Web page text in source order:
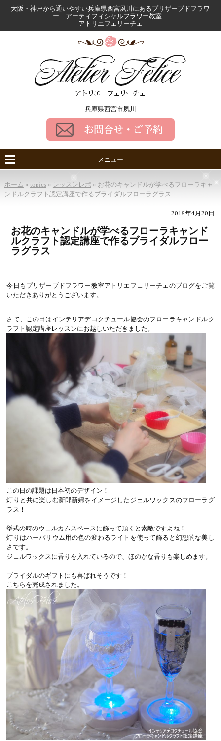
大阪・神戸から通いやすい兵庫県西宮夙川にあるプリザーブドフラワ
ー アーティフィシャルフラワー教室
アトリエフェリーチェ
兵庫県西宮市夙川
メニュー
ホーム » topics» レッスンレポ » お花のキャンドルが学べるフローラキャ
ンドルクラフト認定講座で作るブライダルフローラグラス
2019年4月20日
お花のキャンドルが学べるフローラキャンド
ルクラフト認定講座で作るブライダルフロー
ラグラス
今日もプリザーブドフラワー教室アトリエフェリーチェのブログをご覧
いただきありがとうございます。
さて、この日はインテリアデコクチュール協会のフローラキャンドルク
ラフト認定講座レッスンにお越しいただきました。
この日の課題は日本初のデザイン！
灯りと共に楽しむ新郎新婦をイメージしたジェルワックスのフローラグ
ラス！
挙式の時のウェルカムスペースに飾って頂くと素敵ですよね！
灯りはハーバリウム用の色の変わるライトを使って飾ると幻想的な美し
さです。
ジェルワックスに香りを入れているので、ほのかな香りも楽しめます。
ブライダルのギフトにも喜ばれそうです！
こちらを完成されました。